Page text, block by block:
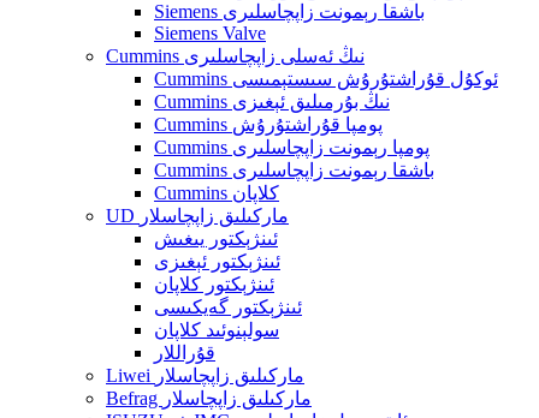
Siemens باشقا رېمونت زاپچاسلىرى
Siemens Valve
Cummins نىڭ ئەسلى زاپچاسلىرى
Cummins ئوكۇل قۇراشتۇرۇش سىستېمىسى
Cummins نىڭ بۇرمىلىق ئېغىزى
Cummins پومپا قۇراشتۇرۇش
Cummins پومپا رېمونت زاپچاسلىرى
Cummins باشقا رېمونت زاپچاسلىرى
Cummins كلاپان
UD ماركىلىق زاپچاسلار
ئىنژېكتور يىغىش
ئىنژېكتور ئېغىزى
ئىنژېكتور كلاپان
ئىنژېكتور گەيكىسى
سولېنوئىد كلاپان
قۇراللار
Liwei ماركىلىق زاپچاسلار
Befrag ماركىلىق زاپچاسلار